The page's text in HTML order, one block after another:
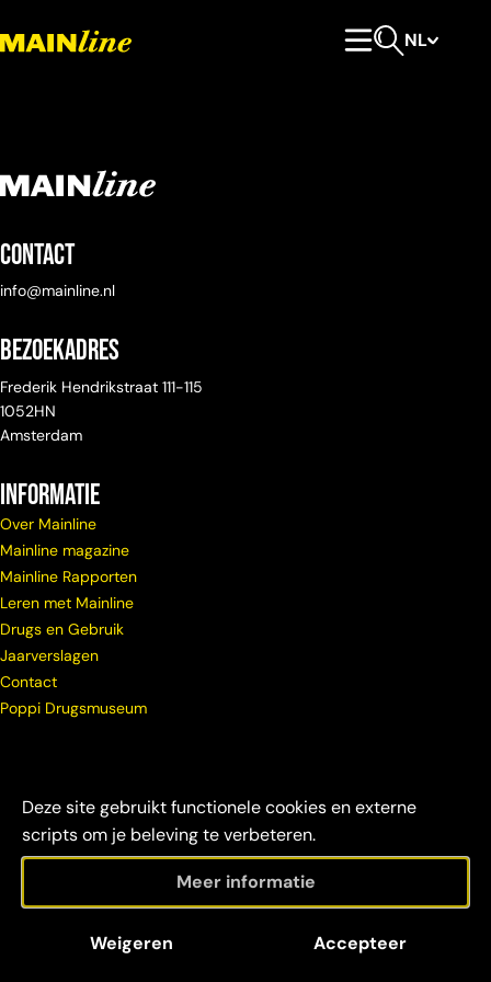
Deze site gebruikt functionele cookies en externe
scripts om je beleving te verbeteren.
Meer informatie
Weigeren Accepteer
NL
Contact
info@mainline.nl
Bezoekadres
Frederik Hendrikstraat 111-115
1052HN
Amsterdam
Informatie
Over Mainline
Mainline magazine
Mainline Rapporten
Leren met Mainline
Drugs en Gebruik
Jaarverslagen
Contact
Poppi Drugsmuseum
Mainline 2026
verantwoordelijkheid
credits